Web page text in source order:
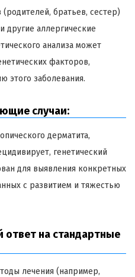
братьев, сестер)
другие аллергические
анализа может
факторов,
этого заболевания.
случаи:
дерматита,
генетический
для выявления конкретных
с развитием и тяжестью
на стандартные
лечения (например,